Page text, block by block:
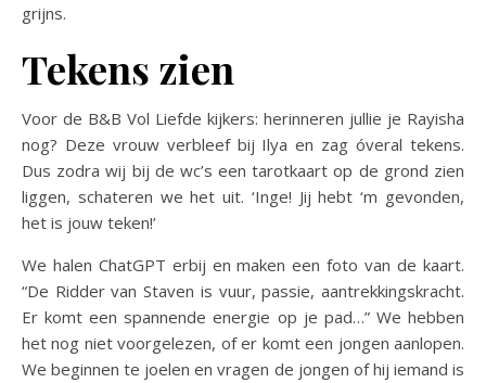
grijns.
Tekens zien
Voor de B&B Vol Liefde kijkers: herinneren jullie je Rayisha
nog? Deze vrouw verbleef bij Ilya en zag óveral tekens.
Dus zodra wij bij de wc’s een tarotkaart op de grond zien
liggen, schateren we het uit. ‘Inge! Jij hebt ‘m gevonden,
het is jouw teken!’
We halen ChatGPT erbij en maken een foto van de kaart.
“De Ridder van Staven is vuur, passie, aantrekkingskracht.
Er komt een spannende energie op je pad…” We hebben
het nog niet voorgelezen, of er komt een jongen aanlopen.
We beginnen te joelen en vragen de jongen of hij iemand is